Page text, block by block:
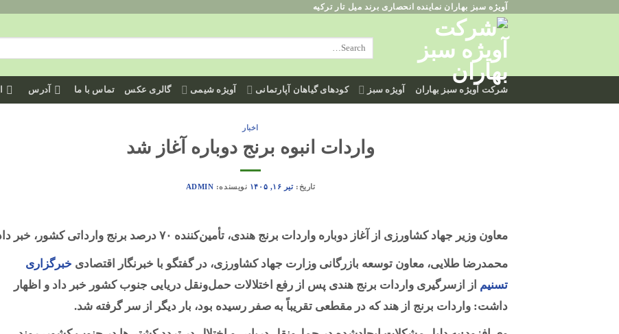
آویژه سبز بهاران نماینده انحصاری برند میل تار ترکیه
شرکت آویژه سبز بهاران آویژه سبز کودهای گیاهان آپارتمانی آویژه شیمی گالری عکس تماس با ما آدرس
اخبار
واردات انبوه برنج دوباره آغاز شد
تاریخ:تیر ۱۶, ۱۴۰۵ نویسنده: ADMIN
معاون وزیر جهاد کشاورزی از آغاز دوباره واردات برنج هندی، تأمین‌کننده ۷۰ درصد برنج وارداتی کشور، خبر داد.
محمدرضا طلایی، معاون توسعه بازرگانی وزارت جهاد کشاورزی، در گفتگو با خبرنگار اقتصادی خبرگزاری
تسنیم از ازسرگیری واردات برنج هندی پس از رفع اختلالات حمل‌ونقل دریایی جنوب کشور خبر داد و اظهار
داشت: واردات برنج از هند که در مقطعی تقریباً به صفر رسیده بود، بار دیگر از سر گرفته شد.